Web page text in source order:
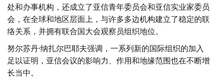
处和办事机构，还成立了亚信青年委员会和亚信实业家委员
会，在全球和地区层面上，与许多多边机构建立了稳定的联
络关系，并拥有联合国大会观察员组织地位。
努尔苏丹·纳扎尔巴耶夫强调，一系列新的国际组织的加入
足以证明，亚信会议的影响力、作用和地缘范围也在不断增
长当中。